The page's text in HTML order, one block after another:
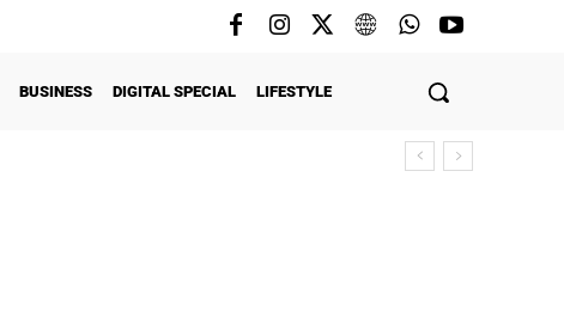
BUSINESS DIGITAL SPECIAL LIFESTYLE